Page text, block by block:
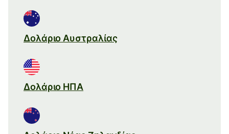
Δολάριο Αυστραλίας
Δολάριο ΗΠΑ